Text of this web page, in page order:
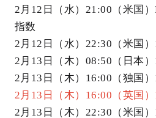
2月12日（水）21:00（米国
指数
2月12日（水）22:30（米国
2月13日（木）08:50（日本
2月13日（木）16:00（独国
2月13日（木）16:00（英国
2月13日（木）22:30（米国